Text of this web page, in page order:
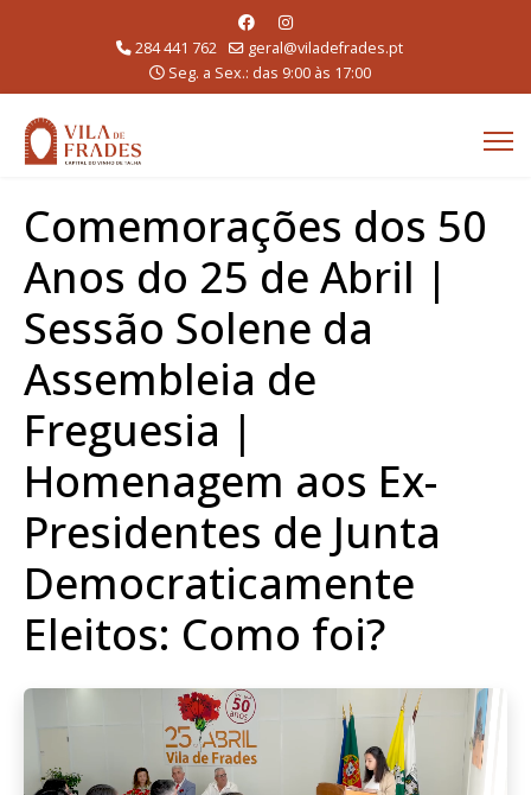
284 441 762
geral@viladefrades.pt
Seg. a Sex.: das 9:00 às 17:00
Comemorações dos 50
Anos do 25 de Abril |
Sessão Solene da
Assembleia de
Freguesia |
Homenagem aos Ex-
Presidentes de Junta
Democraticamente
Eleitos: Como foi?